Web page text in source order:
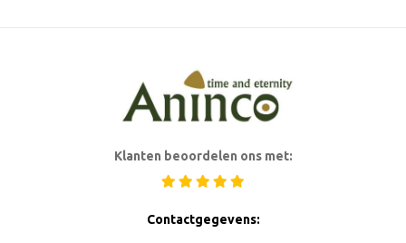
Klanten beoordelen ons met:
Contactgegevens: